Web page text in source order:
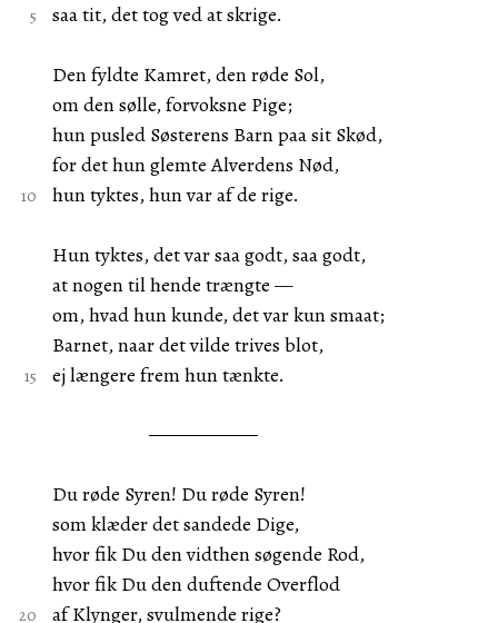
saa tit, det tog ved at skrige.
Den fyldte Kamret, den røde Sol,
om den sølle, forvoksne Pige;
hun pusled Søsterens Barn paa sit Skød,
for det hun glemte Alverdens Nød,
hun tyktes, hun var af de rige.
Hun tyktes, det var saa godt, saa godt,
at nogen til hende trængte —
om, hvad hun kunde, det var kun smaat;
Barnet, naar det vilde trives blot,
ej længere frem hun tænkte.
Du røde Syren! Du røde Syren!
som klæder det sandede Dige,
hvor fik Du den vidthen søgende Rod,
hvor fik Du den duftende Overflod
af Klynger, svulmende rige?